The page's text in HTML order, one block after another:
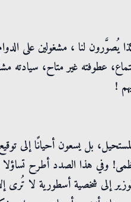
يُصوَّرون لنا ، مشغولين على
عطوفته غير متاح،
!
المستحيل، بل يسعون أحيانًا إلى
وفي هذا الصدد أطرح
إلى شخصية أسطورية لا تُرى إلا